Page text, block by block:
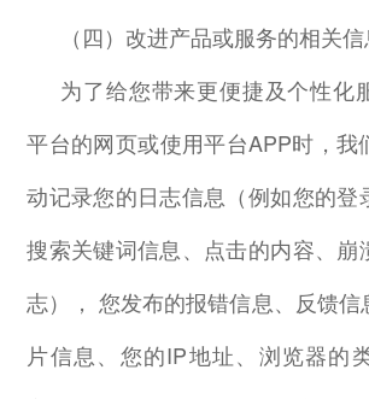
（四）改进产品或服务的相关信
为了给您带来更便捷及个性化
平台的网页或使用平台APP时，我
动记录您的日志信息（例如您的登
搜索关键词信息、点击的内容、崩
志）， 您发布的报错信息、反馈信
片信息、您的IP地址、浏览器的